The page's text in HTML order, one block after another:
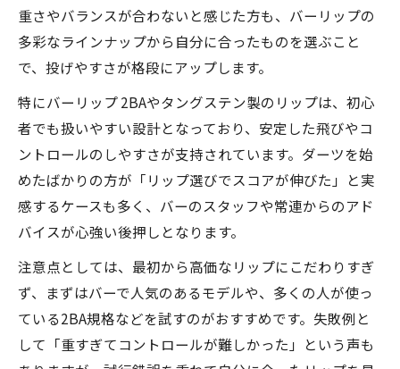
重さやバランスが合わないと感じた方も、バーリップの
多彩なラインナップから自分に合ったものを選ぶこと
で、投げやすさが格段にアップします。
特にバーリップ 2BAやタングステン製のリップは、初心
者でも扱いやすい設計となっており、安定した飛びやコ
ントロールのしやすさが支持されています。ダーツを始
めたばかりの方が「リップ選びでスコアが伸びた」と実
感するケースも多く、バーのスタッフや常連からのアド
バイスが心強い後押しとなります。
注意点としては、最初から高価なリップにこだわりすぎ
ず、まずはバーで人気のあるモデルや、多くの人が使っ
ている2BA規格などを試すのがおすすめです。失敗例と
して「重すぎてコントロールが難しかった」という声も